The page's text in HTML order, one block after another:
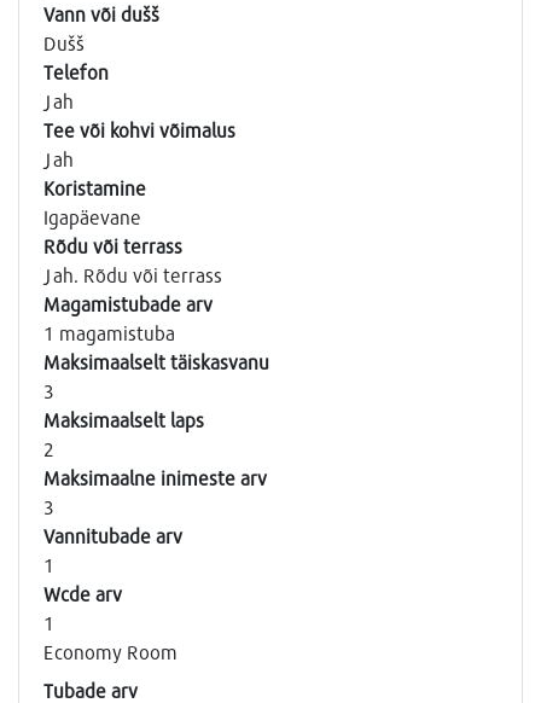
Vann või dušš
Dušš
Telefon
Jah
Tee või kohvi võimalus
Jah
Koristamine
Igapäevane
Rõdu või terrass
Jah. Rõdu või terrass
Magamistubade arv
1 magamistuba
Maksimaalselt täiskasvanu
3
Maksimaalselt laps
2
Maksimaalne inimeste arv
3
Vannitubade arv
1
Wcde arv
1
Economy Room
Tubade arv